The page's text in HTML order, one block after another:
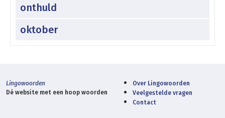
onthuld
oktober
Lingowoorden
Dé website met een hoop woorden
Over Lingowoorden
Veelgestelde vragen
Contact